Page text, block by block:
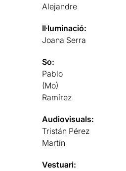
Alejandre
Il·luminació:
Joana Serra
So:
Pablo
(Mo)
Ramírez
Audiovisuals:
Tristán Pérez
Martín
Vestuari: